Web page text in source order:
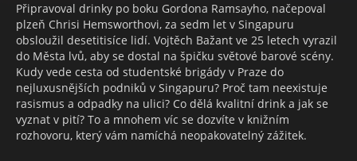
Připravoval drinky po boku Gordona Ramsayho, načepoval
plzeň Chrisi Hemsworthovi, za sedm let v Singapuru
obsloužil desetitisíce lidí. Vojtěch Bažant ve 25 letech vyrazil
do Města lvů, aby se dostal na špičku světové barové scény.
Kudy vede cesta od studentské brigády v Praze do
nejluxusnějších podniků v Singapuru? Proč tam neexistuje
rasismus a odpadky na ulici? Co dělá kvalitní drink a jak se
vyznat v pití? To a mnohem víc se dozvíte v knižním
rozhovoru, který vám namíchá neopakovatelný zážitek.